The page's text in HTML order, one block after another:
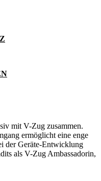
mit V-Zug zusammen.
ermöglicht eine enge
der Geräte-Entwicklung
als V-Zug Ambassadorin,